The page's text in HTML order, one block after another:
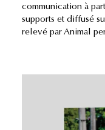
communication à
supports et diffusé
relevé par Animal